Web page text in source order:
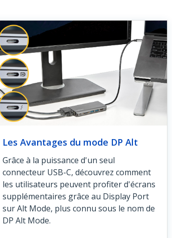
Les Avantages du mode DP Alt
Grâce à la puissance d'un seul
connecteur USB-C, découvrez comment
les utilisateurs peuvent profiter d'écrans
supplémentaires grâce au Display Port
sur Alt Mode, plus connu sous le nom de
DP Alt Mode.